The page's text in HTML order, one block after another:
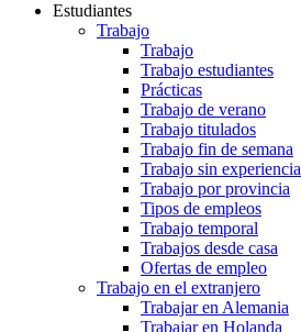
Estudiantes
Trabajo
Trabajo
Trabajo estudiantes
Prácticas
Trabajo de verano
Trabajo titulados
Trabajo fin de semana
Trabajo sin experiencia
Trabajo por provincia
Tipos de empleos
Trabajo temporal
Trabajos desde casa
Ofertas de empleo
Trabajo en el extranjero
Trabajar en Alemania
Trabajar en Holanda